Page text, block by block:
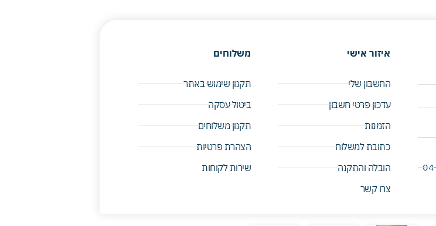
איזור אישי
החשבון שלי
עדכון פרטי חשבון
הזמנות
כתובת למשלוח
הובלה והתקנה
צרו קשר
משלוחים
תקנון שימוש באתר
ביטול עסקה
תקנון משלוחים
הצהרת פרטיות
שירות לקוחות